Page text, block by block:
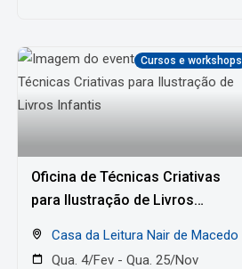
Cursos e workshops
Oficina de Técnicas Criativas
para Ilustração de Livros
Casa da Leitura Nair de Macedo
Qua. 4/Fev - Qua. 25/Nov